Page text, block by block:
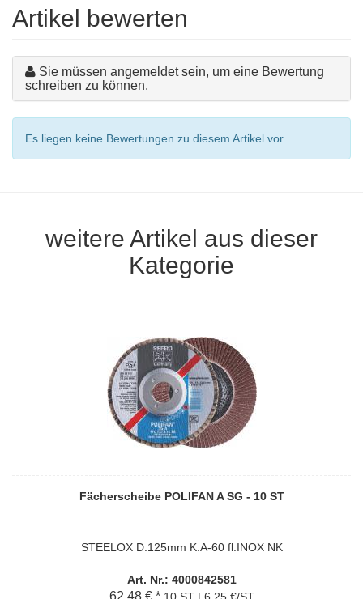
Artikel bewerten
Sie müssen angemeldet sein, um eine Bewertung
schreiben zu können.
Es liegen keine Bewertungen zu diesem Artikel vor.
weitere Artikel aus dieser
Kategorie
Fächerscheibe POLIFAN A SG - 10 ST
STEELOX D.125mm K.A-60 fl.INOX NK
Art. Nr.: 4000842581
62,48 € *